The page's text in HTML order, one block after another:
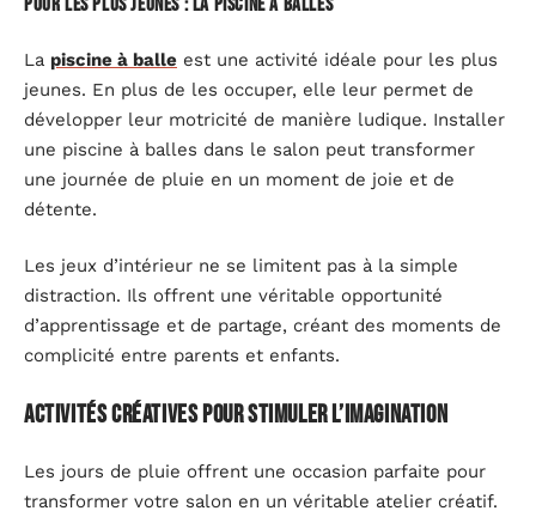
Pour les plus jeunes : la piscine à balles
La piscine à balle est une activité idéale pour les plus
jeunes. En plus de les occuper, elle leur permet de
développer leur motricité de manière ludique. Installer
une piscine à balles dans le salon peut transformer
une journée de pluie en un moment de joie et de
détente.
Les jeux d’intérieur ne se limitent pas à la simple
distraction. Ils offrent une véritable opportunité
d’apprentissage et de partage, créant des moments de
complicité entre parents et enfants.
Activités créatives pour stimuler l’imagination
Les jours de pluie offrent une occasion parfaite pour
transformer votre salon en un véritable atelier créatif.